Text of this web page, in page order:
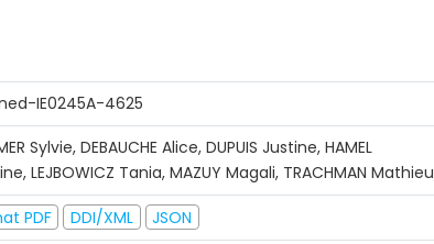
IE0245A-4625
Sylvie, DEBAUCHE Alice, DUPUIS Justine, HAMEL
LEJBOWICZ Tania, MAZUY Magali, TRACHMAN Mathieu
PDF DDI/XML JSON